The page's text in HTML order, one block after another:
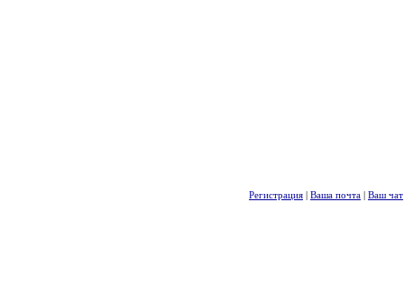
Регистрация | Ваша почта | Ваш чат